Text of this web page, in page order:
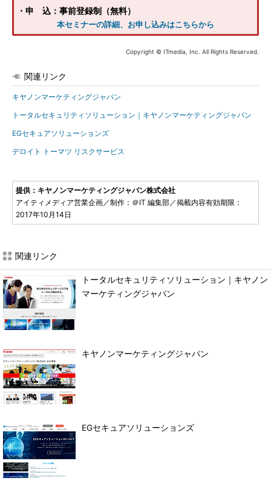
・申 込：事前登録制（無料）
本セミナーの詳細、お申し込みはこちらから
Copyright © ITmedia, Inc. All Rights Reserved.
関連リンク
キヤノンマーケティングジャパン
トータルセキュリティソリューション｜キヤノンマーケティングジャパン
EGセキュアソリューションズ
デロイト トーマツ リスクサービス
提供：キヤノンマーケティングジャパン株式会社
アイティメディア営業企画／制作：＠IT 編集部／掲載内容有効期限：
2017年10月14日
関連リンク
トータルセキュリティソリューション｜キヤノン
マーケティングジャパン
キヤノンマーケティングジャパン
EGセキュアソリューションズ